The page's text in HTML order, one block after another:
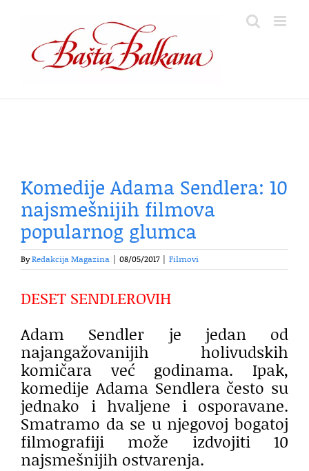
content
Komedije Adama Sendlera: 10
najsmešnijih filmova
popularnog glumca
ByRedakcija Magazina 08/05/2017 Filmovi
DESET SENDLEROVIH
Adam Sendler je jedan od
najangažovanijih holivudskih
komičara već godinama. Ipak,
komedije Adama Sendlera često su
jednako i hvaljene i osporavane.
Smatramo da se u njegovoj bogatoj
filmografiji može izdvojiti 10
najsmešnijih ostvarenja.